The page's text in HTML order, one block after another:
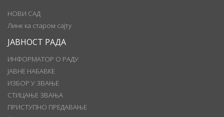
НОВИ САД
Линк ка старом сајту
ЈАВНОСТ РАДА
ИНФОРМАТОР О РАДУ
ЈАВНЕ НАБАВКЕ
ИЗБОР У ЗВАЊЕ
СТИЦАЊЕ ЗВАЊА
ПРИСТУПНО ПРЕДАВАЊЕ